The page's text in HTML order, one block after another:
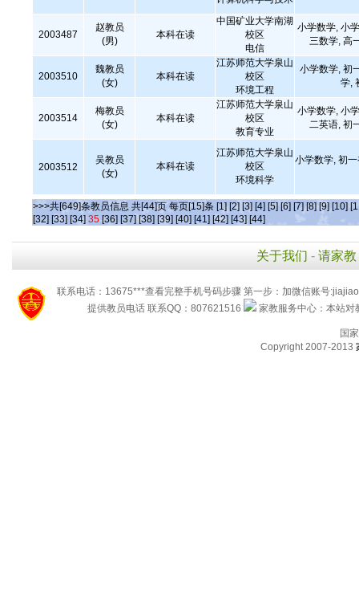
2003487
赵教员
(男)
本科在读
中国矿业大学南湖
校区
电信
小学数学, 小
三数学, 高
2003510
魏教员
(女)
本科在读
江苏师范大学泉山
校区
环境工程
小学数学, 初
学,
2003514
梅教员
(女)
本科在读
江苏师范大学泉山
校区
教育专业
小学数学, 小
二英语, 初
2003512
吴教员
(女)
本科在读
江苏师范大学泉山
校区
环境科学
小学数学, 初
>>>共[649]条教员信息 共[44]页 每页[15]条 [1] [2] [3] [4] [5] [6] [7] [8] [9] [10]
[32] [33] [34] 35 [36] [37] [38] [39] [40] [41] [42] [43] [44]
关于我们 - 请家教
联系电话：13675***查看完整手机号码步骤 第一步：加微信账号
提供教员电话 联系QQ：807621516
家教服务中心：本站
国
Copyright 2007-2013